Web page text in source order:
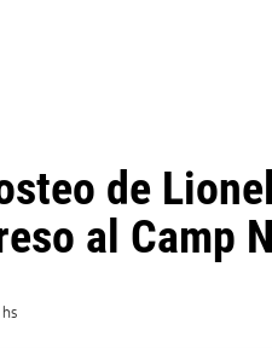
de
al Camp